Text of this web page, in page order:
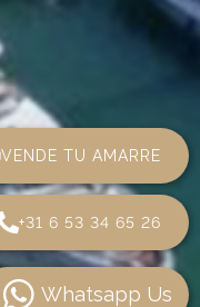
+31 6 53 34 65 26
VENDE TU AMARRE
Whatsapp Us